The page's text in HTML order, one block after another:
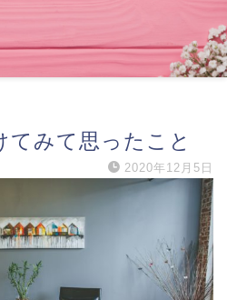
てみて思ったこと
2020年12月5日